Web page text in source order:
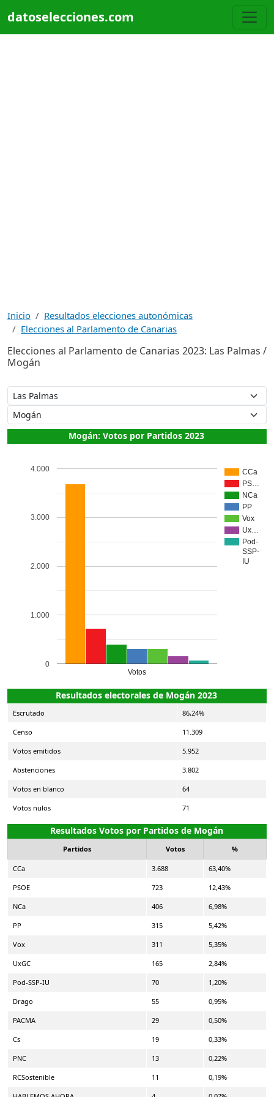
datoselecciones.com
Inicio
Resultados elecciones autonómicas
Elecciones al Parlamento de Canarias
Elecciones al Parlamento de Canarias 2023: Las Palmas /
Mogán
Mogán: Votos por Partidos 2023
CCa
PS…
NCa
PP
Vox
Ux…
Pod-
SSP-
IU
Votos
0
1.000
2.000
3.000
4.000
Resultados electorales de Mogán 2023
Escrutado 86,24%
Censo 11.309
Votos emitidos 5.952
Abstenciones 3.802
Votos en blanco 64
Votos nulos 71
Resultados Votos por Partidos de Mogán
Partidos Votos %
CCa 3.688 63,40%
PSOE 723 12,43%
NCa 406 6,98%
PP 315 5,42%
Vox 311 5,35%
UxGC 165 2,84%
Pod-SSP-IU 70 1,20%
Drago 55 0,95%
PACMA 29 0,50%
Cs 19 0,33%
PNC 13 0,22%
RCSostenible 11 0,19%